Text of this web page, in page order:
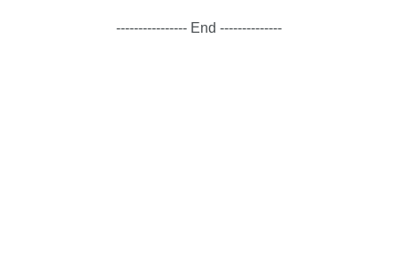
---------------- End --------------